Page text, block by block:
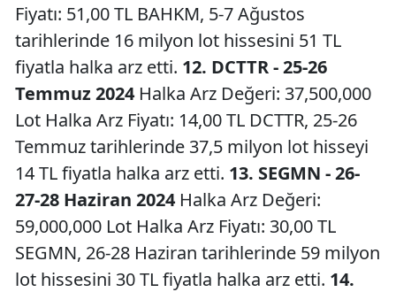
Fiyatı: 51,00 TL BAHKM, 5-7 Ağustos
tarihlerinde 16 milyon lot hissesini 51 TL
fiyatla halka arz etti. 12. DCTTR - 25-26
Temmuz 2024 Halka Arz Değeri: 37,500,000
Lot Halka Arz Fiyatı: 14,00 TL DCTTR, 25-26
Temmuz tarihlerinde 37,5 milyon lot hisseyi
14 TL fiyatla halka arz etti. 13. SEGMN - 26-
27-28 Haziran 2024 Halka Arz Değeri:
59,000,000 Lot Halka Arz Fiyatı: 30,00 TL
SEGMN, 26-28 Haziran tarihlerinde 59 milyon
lot hissesini 30 TL fiyatla halka arz etti. 14.